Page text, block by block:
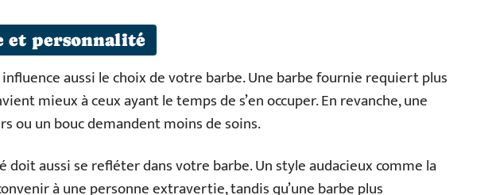
et personnalité
aussi le choix de votre barbe. Une barbe fournie requiert plus
mieux à ceux ayant le temps de s’en occuper. En revanche, une
ou un bouc demandent moins de soins.
doit aussi se refléter dans votre barbe. Un style audacieux comme la
à une personne extravertie, tandis qu’une barbe plus